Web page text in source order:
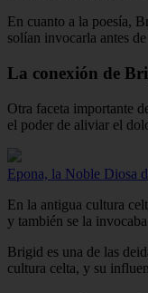
En cuanto a la poesía,
solían invocarla antes
La conexión de
Otra faceta importante
el poder de aliviar el
Epona, la Noble Diosa
En la antigua cultura
y también se la
Brigid es una de las
cultura celta, y su